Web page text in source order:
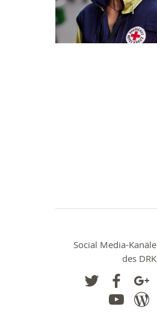
Social Media-Kanäle
des DRK